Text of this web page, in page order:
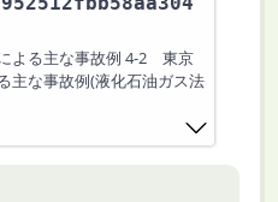
よる主な事故例 4-2 東京
主な事故例(液化石油ガス法